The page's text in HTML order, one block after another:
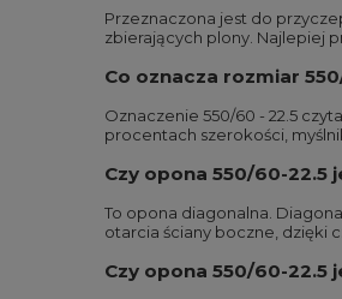
Przeznaczona jest do
zbierających plony. Najlepiej
Co oznacza rozmiar
Oznaczenie 550/60 - 22.5
procentach szerokości,
Czy opona 550/60-22.5
To opona diagonalna.
otarcia ściany boczne, dzięki
Czy opona 550/60-22.5